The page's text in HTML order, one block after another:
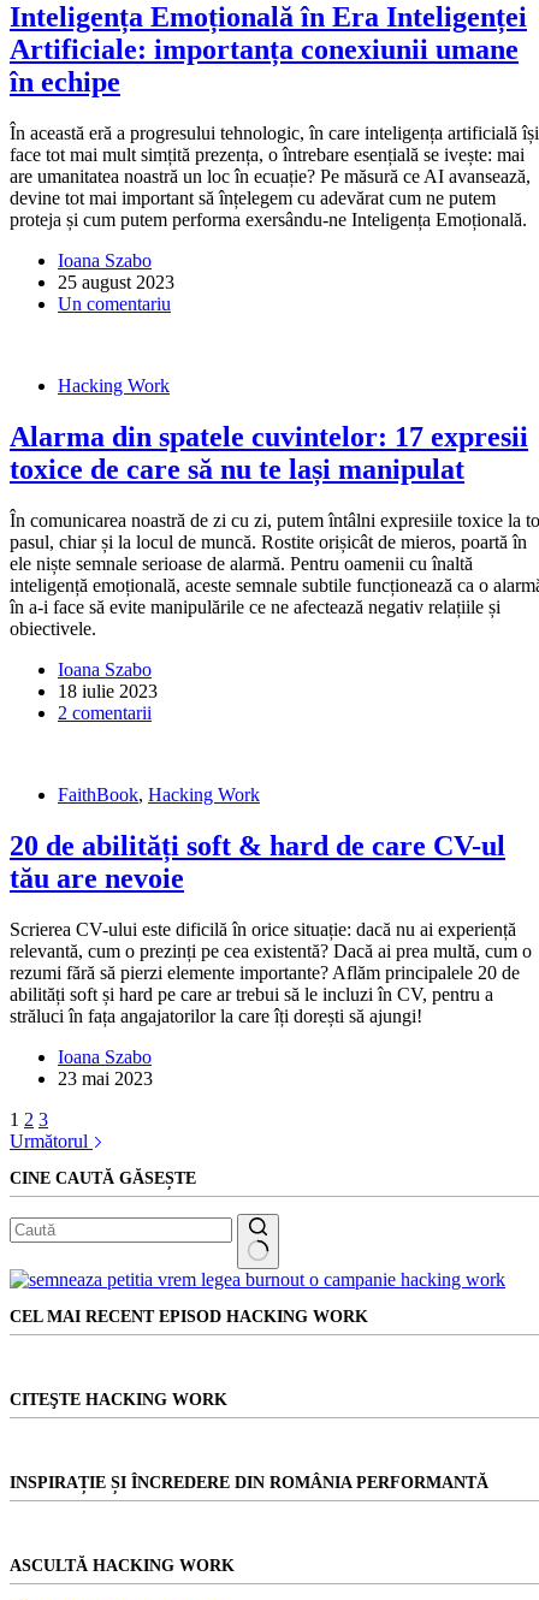
Inteligența Emoțională în Era Inteligenței
Artificiale: importanța conexiunii umane
în echipe
În această eră a progresului tehnologic, în care inteligența artificială își
face tot mai mult simțită prezența, o întrebare esențială se ivește: mai
are umanitatea noastră un loc în ecuație? Pe măsură ce AI avansează,
devine tot mai important să înțelegem cu adevărat cum ne putem
proteja și cum putem performa exersându-ne Inteligența Emoțională.
Ioana Szabo
25 august 2023
Un comentariu
Hacking Work
Alarma din spatele cuvintelor: 17 expresii
toxice de care să nu te lași manipulat
În comunicarea noastră de zi cu zi, putem întâlni expresiile toxice la
pasul, chiar și la locul de muncă. Rostite orișicât de mieros, poartă în
ele niște semnale serioase de alarmă. Pentru oamenii cu înaltă
inteligență emoțională, aceste semnale subtile funcționează ca o
în a-i face să evite manipulările ce ne afectează negativ relațiile și
obiectivele.
Ioana Szabo
18 iulie 2023
2 comentarii
FaithBook, Hacking Work
20 de abilități soft & hard de care CV-ul
tău are nevoie
Scrierea CV-ului este dificilă în orice situație: dacă nu ai experiență
relevantă, cum o prezinți pe cea existentă? Dacă ai prea multă, cum o
rezumi fără să pierzi elemente importante? Aflăm principalele 20 de
abilități soft și hard pe care ar trebui să le incluzi în CV, pentru a
străluci în fața angajatorilor la care îți dorești să ajungi!
Ioana Szabo
23 mai 2023
1 2 3
Următorul
CINE CAUTĂ GĂSEȘTE
Niciun
CEL MAI RECENT EPISOD HACKING WORK
CITEŞTE HACKING WORK
INSPIRAȚIE ȘI ÎNCREDERE DIN ROMÂNIA PERFORMANTĂ
ASCULTĂ HACKING WORK